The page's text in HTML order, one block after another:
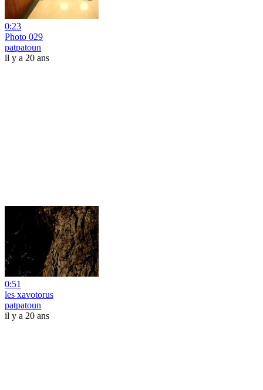
0:23
Photo 029
patpatoun
il y a 20 ans
0:51
les xavotorus
patpatoun
il y a 20 ans